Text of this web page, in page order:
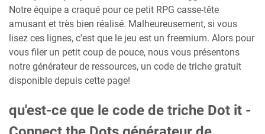
Notre équipe a craqué pour ce petit RPG casse-tête
amusant et très bien réalisé. Malheureusement, si vous
lisez ces lignes, c'est que le jeu est un freemium. Alors pour
vous filer un petit coup de pouce, nous vous présentons
notre générateur de ressources, un code de triche gratuit
disponible depuis cette page!
qu'est-ce que le code de triche Dot it -